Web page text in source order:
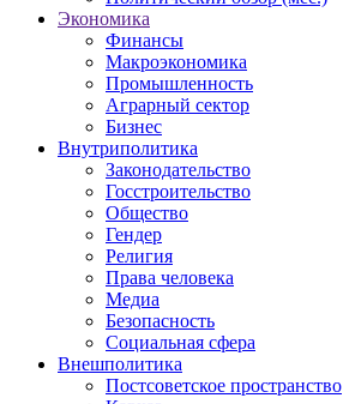
Экономика
Финансы
Макроэкономика
Промышленность
Аграрный сектор
Бизнес
Внутриполитика
Законодательство
Госстроительство
Общество
Гендер
Религия
Права человека
Медиа
Безопасность
Социальная сфера
Внешполитика
Постсоветское пространство